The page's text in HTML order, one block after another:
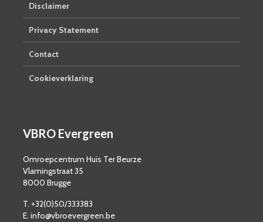
Disclaimer
Privacy Statement
Contact
Cookieverklaring
VBRO Evergreen
Omroepcentrum Huis Ter Beurze
Vlamingstraat 35
8000 Brugge
T. +32(0)50/333383
E. info@vbroevergreen.be